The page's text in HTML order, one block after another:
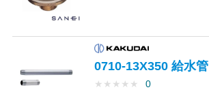
0710-13X350 給水管
★ ★ ★ ★ ★ 0